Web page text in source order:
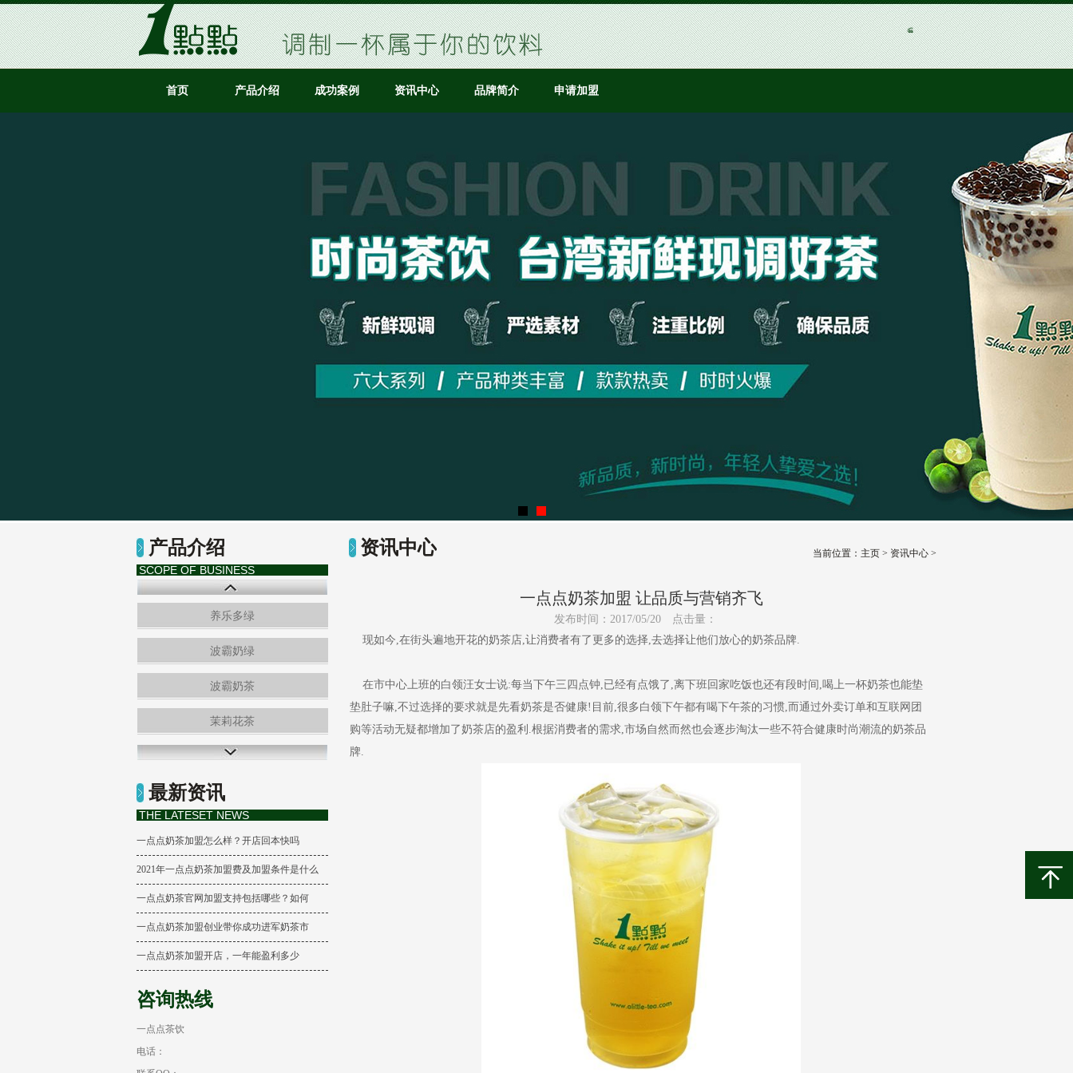
首页 产品介绍 成功案例 资讯中心 品牌简介 申请加盟
产品介绍
SCOPE OF BUSINESS
养乐多绿
波霸奶绿
波霸奶茶
茉莉花茶
冻顶乌龙茶
柠檬养乐多
最新资讯
THE LATESET NEWS
一点点奶茶加盟怎么样？开店回本快吗
2021年一点点奶茶加盟费及加盟条件是什么
一点点奶茶官网加盟支持包括哪些？如何
一点点奶茶加盟创业带你成功进军奶茶市
一点点奶茶加盟开店，一年能盈利多少
咨询热线
一点点茶饮
电话：
资讯中心 当前位置： 主页 > 资讯中心 >
一点点奶茶加盟 让品质与营销齐飞
发布时间：2017/05/20
点击量：
现如今,在街头遍地开花的奶茶店,让消费者有了更多的选择,去选择让他们放心的奶茶品牌.
在市中心上班的白领汪女士说:每当下午三四点钟,已经有点饿了,离下班回家吃饭也还有段时间,喝上一杯奶茶也能垫
垫肚子嘛,不过选择的要求就是先看奶茶是否健康!目前,很多白领下午都有喝下午茶的习惯,而通过外卖订单和互联网团
购等活动无疑都增加了奶茶店的盈利.根据消费者的需求,市场自然而然也会逐步淘汰一些不符合健康时尚潮流的奶茶品
牌.